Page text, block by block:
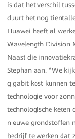
is dat het verschil
duurt het nog
Huawei heeft al
Wavelength Division
Naast die
Stephan aan. “We
gigabit kost kunnen
technologie voor
technologische keten
nieuwe grondstoffen
bedrijf te werken dat